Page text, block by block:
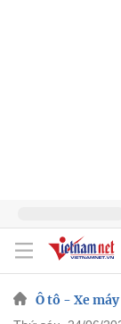
Ô tô - Xe máy